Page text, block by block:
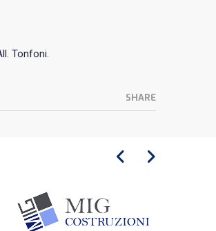
Tonfoni.
SHARE